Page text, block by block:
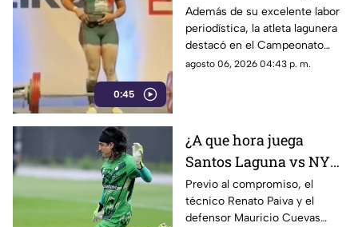
0:45
cuatro medallas de
Powerlifting en Canadá
Además de su excelente labor
periodística, la atleta lagunera
destacó en el Campeonato
Regional de Norteamérica al
agosto 06, 2026 04:43 p. m.
¿A que hora juega
Santos Laguna vs NYC
en la Leagues Cup
2026?
Previo al compromiso, el
técnico Renato Paiva y el
defensor Mauricio Cuevas